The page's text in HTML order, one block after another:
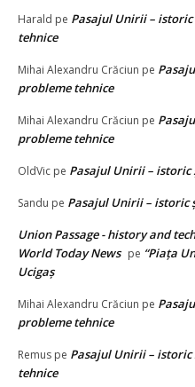
Harald pe Pasajul Unirii –
tehnice
Mihai Alexandru Crăciun pe
probleme tehnice
Mihai Alexandru Crăciun pe
probleme tehnice
OldVic pe Pasajul Unirii – istoric
Sandu pe Pasajul Unirii – istoric
Union Passage - history and
World Today News pe “Piața
Ucigaș
Mihai Alexandru Crăciun pe
probleme tehnice
Remus pe Pasajul Unirii – istoric
tehnice